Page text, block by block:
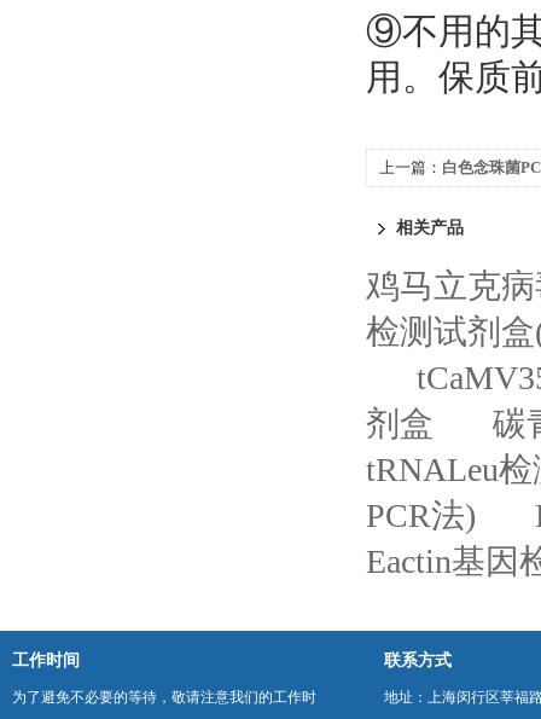
⑨不用的
用。保质
上一篇： 白色念珠菌
相关产品
鸡马立克
检测试剂
剂盒
碳
tRNALeu
PCR法)
Eactin基因
工作时间
为了避免不必要的等待，敬请注意我们的工作时
联系方式
地址：上海闵行区莘福